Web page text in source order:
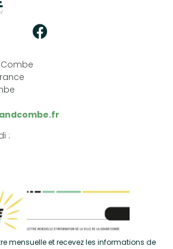
:
mensuelle et recevez les informations de